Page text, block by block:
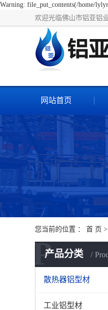
Warning: file_put_contents(/home/
欢迎光临佛山市铝亚铝
网站首页
您当前的位置 ： 首 页 >
产品分类
P
散热器铝型材
工业铝型材